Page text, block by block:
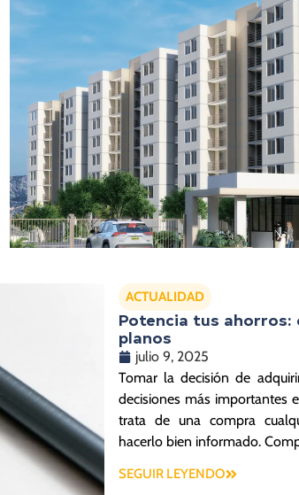
ACTUALIDAD
Potencia tus ahorros:
planos
julio 9, 2025
Tomar la decisión de
decisiones más importantes
trata de una compra
hacerlo bien informado.
SEGUIR LEYENDO